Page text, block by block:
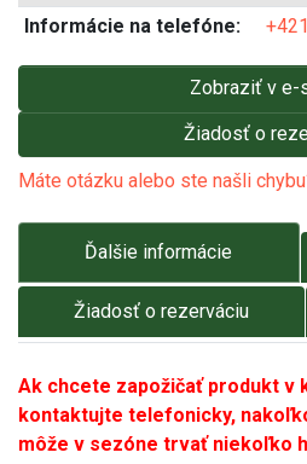
Informácie na telefóne:
Zobraziť v e-
Žiadosť o
Máte otázku alebo ste našli
Ďalšie informácie
Žiadosť o rezerváciu
Ak chcete zapožičať produkt v
kontaktujte telefonicky,
môže v sezóne trvať niekoľko